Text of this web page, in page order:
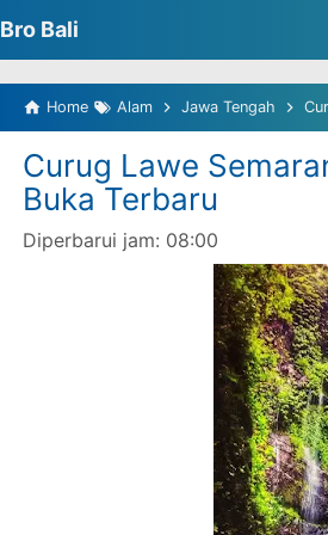
Bro Bali
Home Alam Jawa Tengah
Curug Lawe
Buka Terbaru
Diperbarui jam: 08:00